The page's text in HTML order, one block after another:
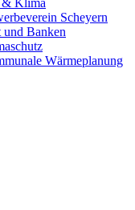
& Klima
Scheyern
und Banken
Wärmeplanung